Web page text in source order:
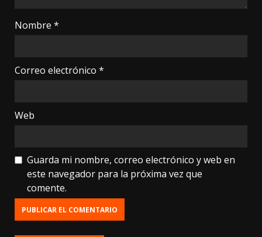
Nombre *
Correo electrónico *
Web
Guarda mi nombre, correo electrónico y web en
este navegador para la próxima vez que
comente.